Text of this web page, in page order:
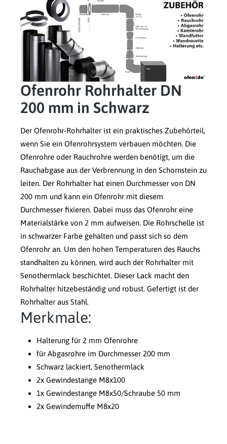
Ofenrohr Rohrhalter DN
200 mm in Schwarz
Der Ofenrohr-Rohrhalter ist ein praktisches Zubehörteil,
wenn Sie ein Ofenrohrsystem verbauen möchten. Die
Ofenrohre oder Rauchrohre werden benötigt, um die
Rauchabgase aus der Verbrennung in den Schornstein zu
leiten. Der Rohrhalter hat einen Durchmesser von DN
200 mm und kann ein Ofenrohr mit diesem
Durchmesser fixieren. Dabei muss das Ofenrohr eine
Materialstärke von 2 mm aufweisen. Die Rohrschelle ist
in schwarzer Farbe gehalten und passt sich so dem
Ofenrohr an. Um den hohen Temperaturen des Rauchs
standhalten zu können, wird auch der Rohrhalter mit
Senothermlack beschichtet. Dieser Lack macht den
Rohrhalter hitzebeständig und robust. Gefertigt ist der
Rohrhalter aus Stahl.
Merkmale:
Halterung für 2 mm Ofenrohre
für Abgasrohre im Durchmesser 200 mm
Schwarz lackiert, Senothermlack
2x Gewindestange M8x100
1x Gewindestange M8x50/Schraube 50 mm
2x Gewindemuffe M8x20